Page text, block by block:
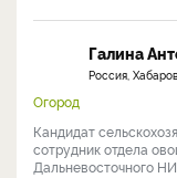
Галина
Россия,
Огород
Кандидат
сотрудник отдела
Дальневосточного НИИ